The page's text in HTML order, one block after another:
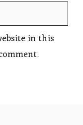
in this